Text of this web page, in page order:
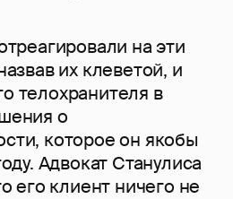
на эти
их клеветой, и
телохранителя в
о
которое он якобы
Адвокат Станулиса
его клиент ничего не